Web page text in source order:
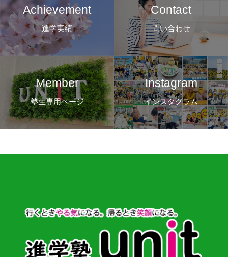
Achievement
進学実績
Contact
問い合わせ
Member
塾生専用ページ
Instagram
インスタグラム